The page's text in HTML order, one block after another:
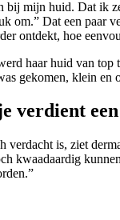
mijn huid. Dat ik
om.” Dat een paar
ontdekt, hoe
haar huid van top
gekomen, klein
verdient
verdacht is, ziet
kwaadaardig